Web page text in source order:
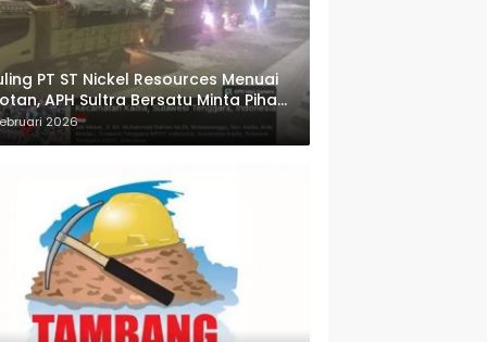
PT ST Nickel Resources Menuai
APH Sultra Bersatu Minta Pihak
Bertindak
2026